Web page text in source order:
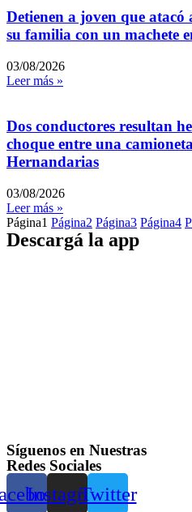
Detienen a joven que atacó
su familia con un machete
03/08/2026
Leer más »
Dos conductores resultan
choque entre una
Hernandarias
03/08/2026
Leer más »
Página1 Página2 Página3 Página4
Descargá la app
Síguenos en Nuestras
Redes Sociales
InstagramTwitter